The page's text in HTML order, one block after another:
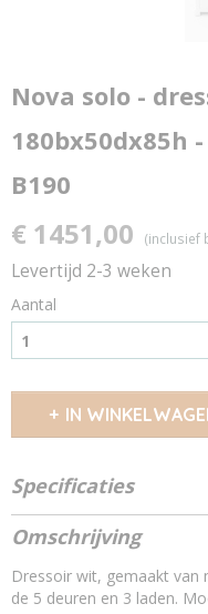
Nova solo -
180bx50dx85h
B190
€ 1451,00 (inclusief
Levertijd 2-3 weken
Aantal
IN
Specificaties
Van welk merk zijn de
Nova Solo
Van welk hout?
mahoniehout en mdf
Omschrijving
Dressoir wit, gemaakt van
de 5 deuren en 3 laden.